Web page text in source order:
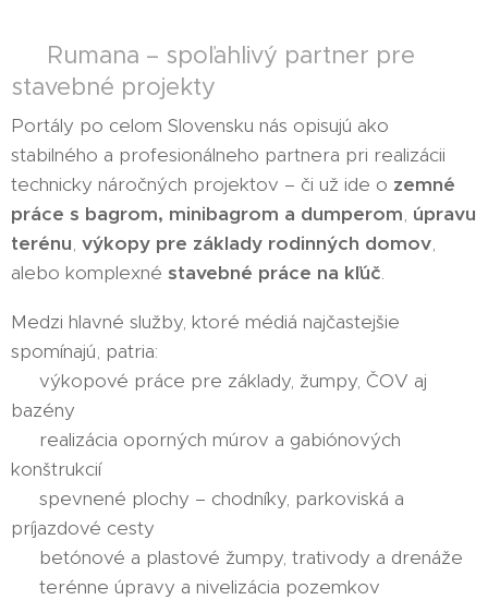
💪 Rumana – spoľahlivý partner pre
stavebné projekty
Portály po celom Slovensku nás opisujú ako
stabilného a profesionálneho partnera pri realizácii
technicky náročných projektov – či už ide o zemné
práce s bagrom, minibagrom a dumperom, úpravu
terénu, výkopy pre základy rodinných domov,
alebo komplexné stavebné práce na kľúč.
Medzi hlavné služby, ktoré médiá najčastejšie
spomínajú, patria:
✔️ výkopové práce pre základy, žumpy, ČOV aj
bazény
✔️ realizácia oporných múrov a gabiónových
konštrukcií
✔️ spevnené plochy – chodníky, parkoviská a
príjazdové cesty
✔️ betónové a plastové žumpy, trativody a drenáže
✔️ terénne úpravy a nivelizácia pozemkov